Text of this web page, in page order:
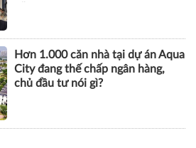
Hơn 1.000 căn nhà tại dự án Aqua
City đang thế chấp ngân hàng,
chủ đầu tư nói gì?